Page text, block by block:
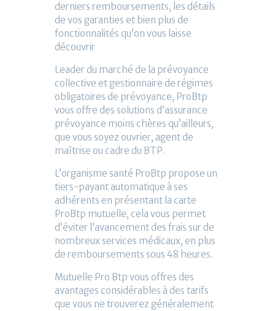
derniers remboursements, les détails
de vos garanties et bien plus de
fonctionnalités qu’on vous laisse
découvrir
Leader du marché de la prévoyance
collective et gestionnaire de régimes
obligatoires de prévoyance, ProBtp
vous offre des solutions d’assurance
prévoyance moins chères qu’ailleurs,
que vous soyez ouvrier, agent de
maîtrise ou cadre du BTP.
L’organisme santé ProBtp propose un
tiers-payant automatique à ses
adhérents en présentant la carte
ProBtp mutuelle, cela vous permet
d’éviter l’avancement des frais sur de
nombreux services médicaux, en plus
de remboursements sous 48 heures.
Mutuelle Pro Btp vous offres des
avantages considérables à des tarifs
que vous ne trouverez généralement